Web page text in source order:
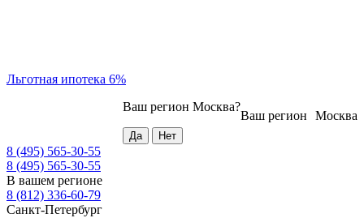
Льготная ипотека 6%
Москва
Ваш регион
Ваш регион Москва?
8 (495) 565-30-55
8 (495) 565-30-55
В вашем регионе
8 (812) 336-60-79
Санкт-Петербург